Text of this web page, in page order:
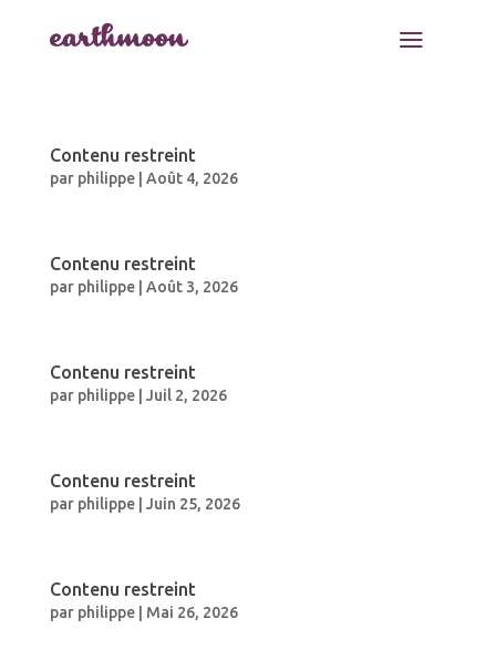
a
Contenu restreint
par philippe| Août 4, 2026
Contenu restreint
par philippe| Août 3, 2026
Contenu restreint
par philippe| Juil 2, 2026
Contenu restreint
par philippe| Juin 25, 2026
Contenu restreint
par philippe| Mai 26, 2026